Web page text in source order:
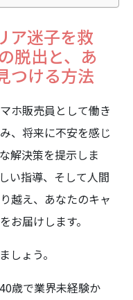
ア迷子を救
脱出と、あ
つける方法
ホ販売員として働き
、将来に不安を感じ
解決策を提示しま
い指導、そして人間
越え、あなたのキャ
お届けします。
しょう。
歳で業界未経験か